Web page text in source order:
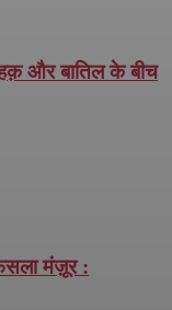
हक़ और बातिल के बीच
मंज़ूर :